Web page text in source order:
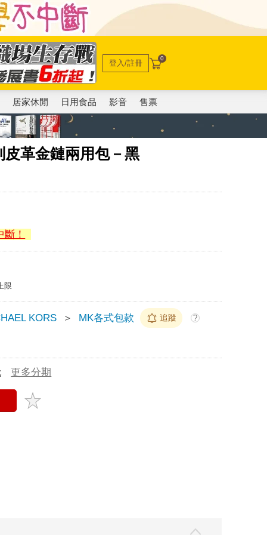
登入/註冊 0
居家休閒 日用食品 影音 售票
革金鏈兩用包－黑
！
限
KORS ＞ MK各式包款 追蹤 ?
更多分期